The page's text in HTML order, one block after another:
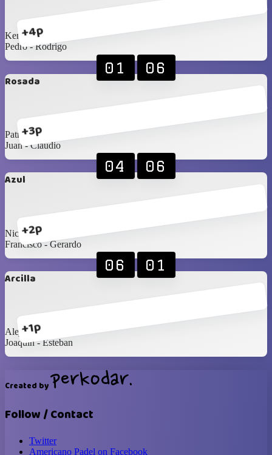
+4p
Kenneth - Hernan
Pedro - Rodrigo
Rosada
+3p
01 06
Patricio - Santi
Juan - Claudio
Azul
+2p
04 06
Nico - Agus
Francisco ‐ Gerardo
Arcilla
+1p
06 01
Alejandro - Alexis
Joaquín - Esteban
Created by
Follow / Contact
Twitter
Americano Padel on Facebook